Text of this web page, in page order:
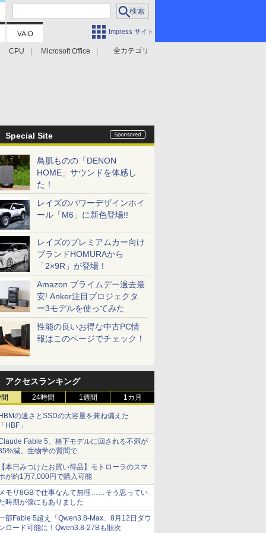
Impress サイト
全カテゴリ
CPU Microsoft Office
Special Site
鳥肌ものの「DENON
HOME」サウンドを体感し
た！
レイズのパワーデザインホイ
ール「M6」に新色登場!!
レイズのプレミアムカー向け
ブランドHOMURAから
「2×9R」が登場！
Amazon プライムデー過去最
安! Anker注目プロジェクタ
ー3モデルを使ってみた
性能の良いお得な中古PC情
報はこのページでチェック！
アクセスランキング
24時間 1週間 1カ月
の速さとSSDの大容量を兼ね備えた
HBF」
Fable 5、格下モデルに回される不満が
減。生物学の質問で
本日みつけたお買い得品】モトローラのスマ
が約1万7,000円で購入可能
モリ8GBで仕事なんて無理……そう思ってい
時期が僕にもありました
部Fable 5超え「Qwen3.8-Max」8月12日ダウ
ロード可能に！Qwen3.8-27Bも順次